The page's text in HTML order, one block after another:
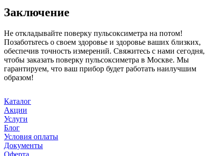
Заключение
Не откладывайте поверку пульсоксиметра на потом!
Позаботьтесь о своем здоровье и здоровье ваших близких,
обеспечив точность измерений. Свяжитесь с нами сегодня,
чтобы заказать поверку пульсоксиметра в Москве. Мы
гарантируем, что ваш прибор будет работать наилучшим
образом!
Каталог
Акции
Услуги
Блог
Условия оплаты
Документы
Оферта